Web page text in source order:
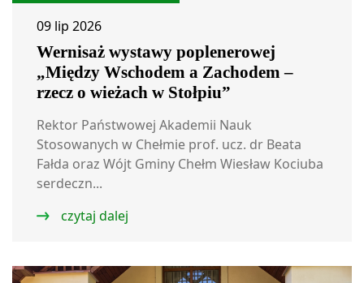
09 lip 2026
Wernisaż wystawy poplenerowej
„Między Wschodem a Zachodem –
rzecz o wieżach w Stołpiu”
Rektor Państwowej Akademii Nauk
Stosowanych w Chełmie prof. ucz. dr Beata
Fałda oraz Wójt Gminy Chełm Wiesław Kociuba
serdeczn...
czytaj dalej